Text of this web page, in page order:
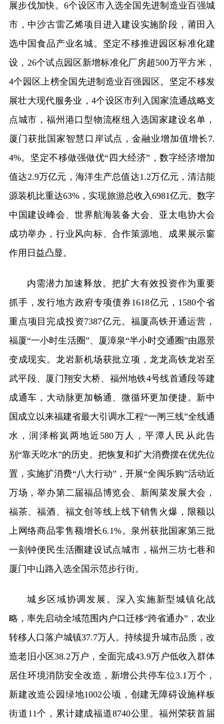
展步伐加快。6个设区市入选全国先进制造业百强城
市，中沙古雷乙烯项目进入建设实施阶段，莆田入
选中国食品产业名城。坚定不移推进园区标准化建
设，26个试点园区新增标准化厂房超500万平方米，
4个园区上榜全国先进制造业百强园区。坚定不移发
展壮大现代服务业，4个设区市列入国家流通战略支
点城市，福州港口型物流枢纽入选国家建设名单，
厦门获批国家智慧口岸试点，金融业增加值增长7.
4%。坚定不移做强做优“四大经济”，数字经济增加
值达2.9万亿元，海洋生产总值达1.2万亿元，清洁能
源装机比重达63%，实现旅游总收入6981亿元。数字
中国建设峰会、世界航海装备大会、亚太电协大会
成功举办，行业风向标、合作策源地、成果展示窗
作用日益凸显。
内需潜力加速释放。把扩大有效投资作为重要
抓手，发行地方政府专项债券1618亿元，1580个省
重点项目完成投资7387亿元。福厦高铁开通运营，
福厦“一小时生活圈”、厦漳泉“半小时交通圈”由愿景
变成现实。龙岩新机场获批立项，龙龙高铁龙岩至
武平段、厦门翔安大桥、福州地铁4号线首通段等建
成通车，大动脉更加畅通、微循环更加便捷。新中
国成立以来福建省最大引调水工程“一闸三线”全线通
水，润泽榕岚两地近580万人，平潭人民从此告
别“靠天吃水”的历史。把恢复和扩大消费摆在优先位
置，实施扩消费“八大行动”，开展“全闽乐购”活动近
万场，举办第二届福品博览会、新闽菜发展大会，
福茶、福酒、福文创等线上线下销售火爆，限额以
上网络商品零售额增长6.1%。泉州获批国家第三批
一刻钟便民生活圈建设试点城市，福州三坊七巷和
厦门中山路入选全国示范步行街。
城乡区域协调发展。深入实施新型城镇化战
略，率先启动全域范围内户口迁移“跨省通办”，农业
转移人口落户城镇37.7万人。持续提升城市品质，改
造老旧小区38.2万户，全面完成43.9万户低收入群体
居住环境消防安全改造，新增公共停车位3.1万个，
新建改造公园绿地1002公顷，创建无障碍设施样板
街道11个，累计建成福道8740公里。福州荣获首届